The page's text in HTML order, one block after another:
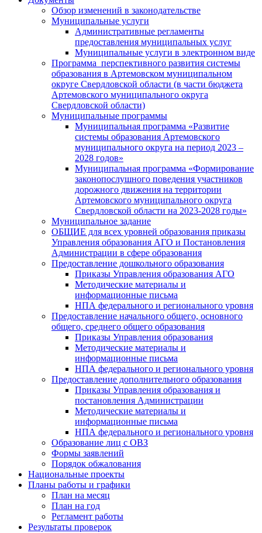
Обзор изменений в законодательстве
Муниципальные услуги
Административные регламенты
предоставления муниципальных услуг
Муниципальные услуги в электронном виде
Программа перспективного развития системы
образования в Артемовском муниципальном
округе Свердловской области (в части бюджета
Артемовского муниципального округа
Свердловской области)
Муниципальные программы
Муниципальная программа «Развитие
системы образования Артемовского
муниципального округа на период 2023 –
2028 годов»
Муниципальная программа «Формирование
законопослушного поведения участников
дорожного движения на территории
Артемовского муниципального округа
Свердловской области на 2023-2028 годы»
Муниципальное задание
ОБЩИЕ для всех уровней образования приказы
Управления образования АГО и Постановления
Администрации в сфере образования
Предоставление дошкольного образования
Приказы Управления образования АГО
Методические материалы и
информационные письма
НПА федерального и регионального уровня
Предоставление начального общего, основного
общего, среднего общего образования
Приказы Управления образования
Методические материалы и
информационные письма
НПА федерального и регионального уровня
Предоставление дополнительного образования
Приказы Управления образования и
постановления Администрации
Методические материалы и
информационные письма
НПА федерального и регионального уровня
Образование лиц с ОВЗ
Формы заявлений
Порядок обжалования
Национальные проекты
Планы работы и графики
План на месяц
План на год
Регламент работы
Результаты проверок